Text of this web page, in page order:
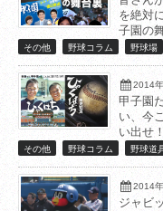
を絶対
子園の
その他 野球コラム 野球場
2014
甲子園
い、今
い出せ！
その他 野球コラム 野球道
2014
ジャビ